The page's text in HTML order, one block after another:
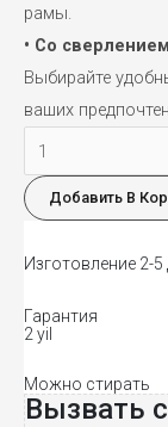
рамы.
• Со сверлением
Выбирайте
ваших
Количество
товара
TORRES
Добавить В
Изготовление 2-5
Гарантия
2 yil
Можно стирать
Вызвать